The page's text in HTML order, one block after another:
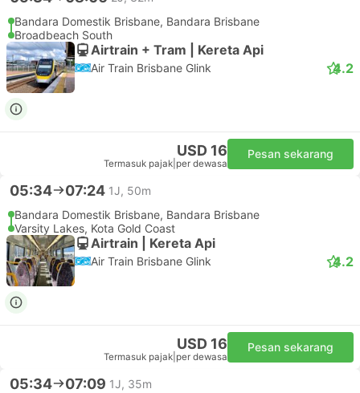
Bandara Domestik Brisbane, Bandara Brisbane
Broadbeach South
Airtrain + Tram | Kereta Api
Air Train Brisbane Glink 4.2
USD 16
Termasuk pajak per dewasa
Pesan sekarang
05:34 07:24 1J, 50m
Bandara Domestik Brisbane, Bandara Brisbane
Varsity Lakes, Kota Gold Coast
Airtrain | Kereta Api
Air Train Brisbane Glink 4.2
USD 16
Termasuk pajak per dewasa
Pesan sekarang
05:34 07:09 1J, 35m